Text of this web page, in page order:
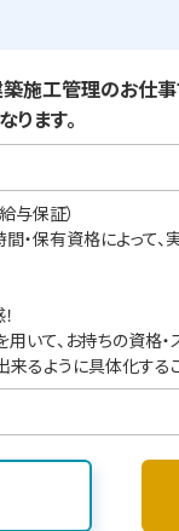
工管理のお仕事
ます。
与保証）
・保有資格によって、
いて、お持ちの資格・
るように具体化する